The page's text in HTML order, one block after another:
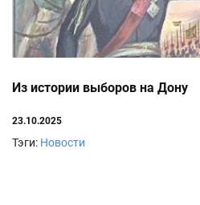
Из истории выборов на Дону
23.10.2025
Тэги: Новости